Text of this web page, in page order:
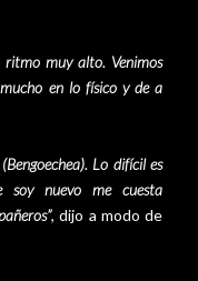
ritmo muy alto. Venimos
en lo físico y de a
Lo difícil es
soy nuevo me cuesta
, dijo a modo de